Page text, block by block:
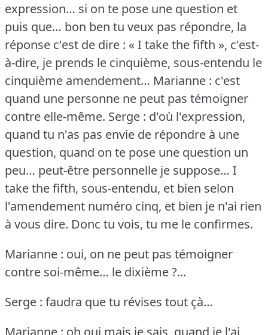
expression… si on te pose une question et
puis que… bon ben tu veux pas répondre, la
réponse c'est de dire : « I take the fifth », c'est-
à-dire, je prends le cinquième, sous-entendu le
cinquième amendement… Marianne : c'est
quand une personne ne peut pas témoigner
contre elle-même. Serge : d'où l'expression,
quand tu n'as pas envie de répondre à une
question, quand on te pose une question un
peu… peut-être personnelle je suppose… I
take the fifth, sous-entendu, et bien selon
l'amendement numéro cinq, et bien je n'ai rien
à vous dire. Donc tu vois, tu me le confirmes.
Marianne : oui, on ne peut pas témoigner
contre soi-même… le dixième ?...
Serge : faudra que tu révises tout çà…